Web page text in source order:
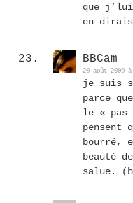
que
en
BBCam
20 août 2009
je suis
parce
le « pas
pensent
bourré,
beauté
salue.